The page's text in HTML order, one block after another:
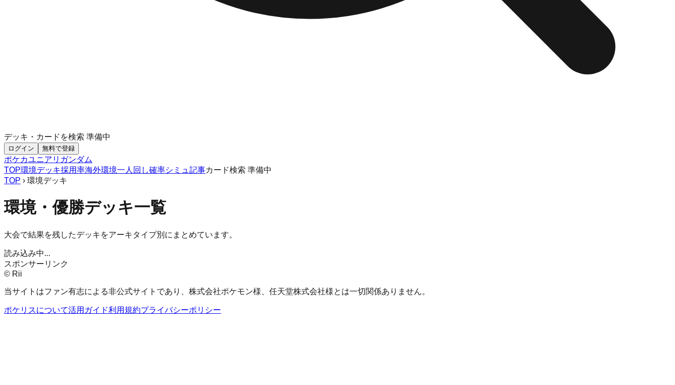
デッキ・カードを検索 準備中
ログイン 無料で登録
ポケカユニアリ ガンダム
TOP環境デッキ採用率海外環境一人回し確率シミュ 記事カード検索 準備中
TOP › 環境デッキ
環境・優勝デッキ一覧
大会で結果を残したデッキをアーキタイプ別にまとめています。
読み込み中...
スポンサーリンク
© Rii
当サイトはファン有志による非公式サイトであり、株式会社ポケモン様、任天堂株式会社様とは一切関係ありません。
ポケリスについて活用ガイド利用規約プライバシーポリシー